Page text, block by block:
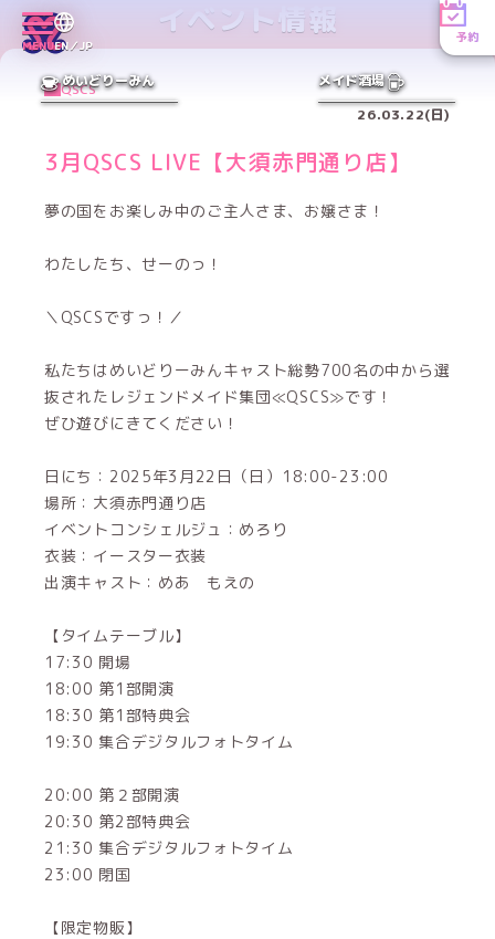
MENUEN／JP
予約
めいどりーみん メイド酒場
イベント情報
QSCS
26.03.22(日)
3月QSCS LIVE【大須赤門通り店】
夢の国をお楽しみ中のご主人さま、お嬢さま！
わたしたち、せーのっ！
＼QSCSですっ！／
私たちはめいどりーみんキャスト総勢700名の中から選
抜されたレジェンドメイド集団≪QSCS≫です！
ぜひ遊びにきてください！
日にち：2025年3月22日（日）18:00-23:00
場所：大須赤門通り店
イベントコンシェルジュ：めろり
衣装：イースター衣装
出演キャスト：めあ もえの
【タイムテーブル】
17:30 開場
18:00 第1部開演
18:30 第1部特典会
19:30 集合デジタルフォトタイム
20:00 第２部開演
20:30 第2部特典会
21:30 集合デジタルフォトタイム
23:00 閉国
【限定物販】